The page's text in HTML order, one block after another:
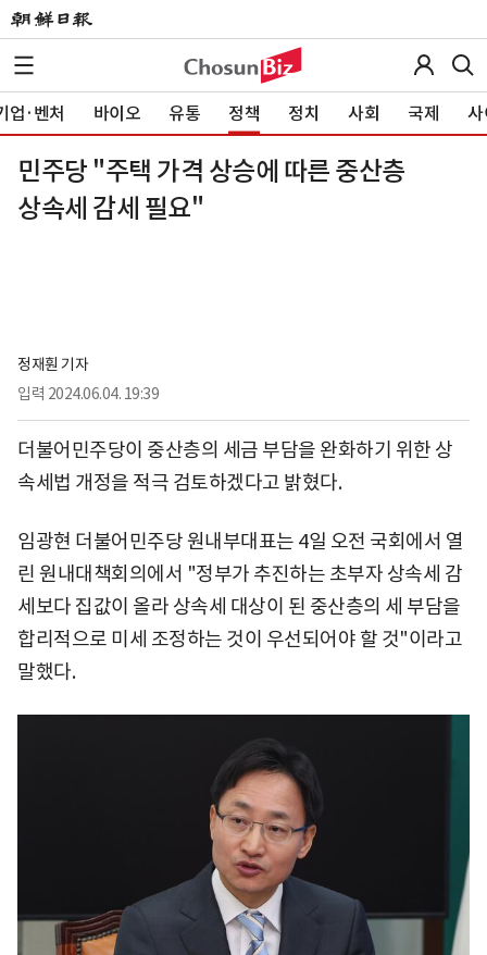
업·벤처 바이오 유통 정책 정치 사회 국제 사
민주당 "주택 가격 상승에 따른 중산층
상속세 감세 필요"
정재훤 기자
입력 2024.06.04. 19:39
더불어민주당이 중산층의 세금 부담을 완화하기 위한 상
속세법 개정을 적극 검토하겠다고 밝혔다.
임광현 더불어민주당 원내부대표는 4일 오전 국회에서 열
린 원내대책회의에서 "정부가 추진하는 초부자 상속세 감
세보다 집값이 올라 상속세 대상이 된 중산층의 세 부담을
합리적으로 미세 조정하는 것이 우선되어야 할 것"이라고
말했다.